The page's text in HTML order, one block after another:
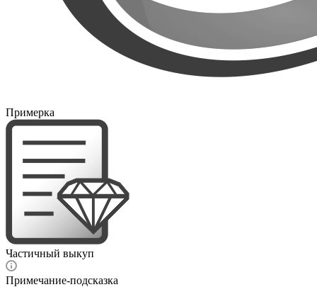
Примерка
Частичный выкуп
Примечание-подсказка